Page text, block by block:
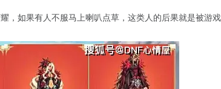
，如果有人不服马上喇叭点草，这类人的后果就是被游